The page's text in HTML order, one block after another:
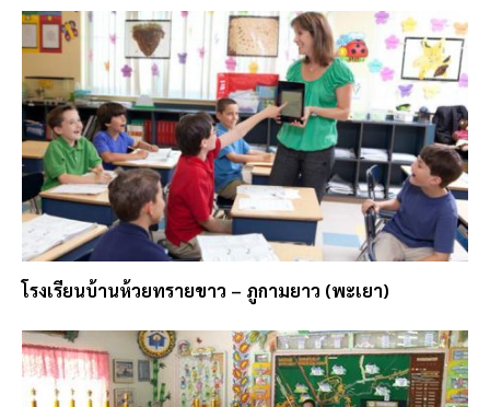
โรงเรียนบ้านห้วยทรายขาว – ภูกามยาว (พะเยา)